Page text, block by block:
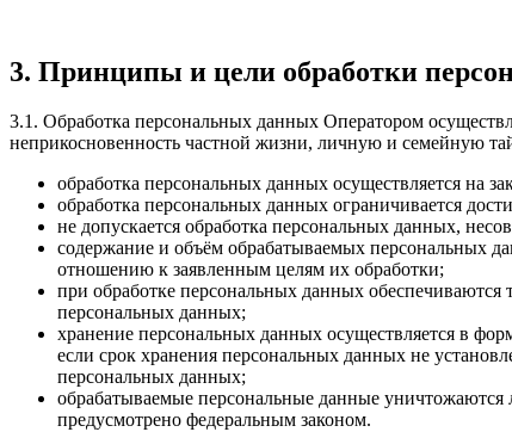
3. Принципы и цели обработки
3.1. Обработка персональных данных Оператором
неприкосновенность частной жизни, личную и семейную
обработка персональных данных осуществляется на
обработка персональных данных ограничивается
не допускается обработка персональных данных,
содержание и объём обрабатываемых персональных
отношению к заявленным целям их обработки;
при обработке персональных данных
персональных данных;
хранение персональных данных осуществляется в
если срок хранения персональных данных не
персональных данных;
обрабатываемые персональные данные уничтожаются
предусмотрено федеральным законом.